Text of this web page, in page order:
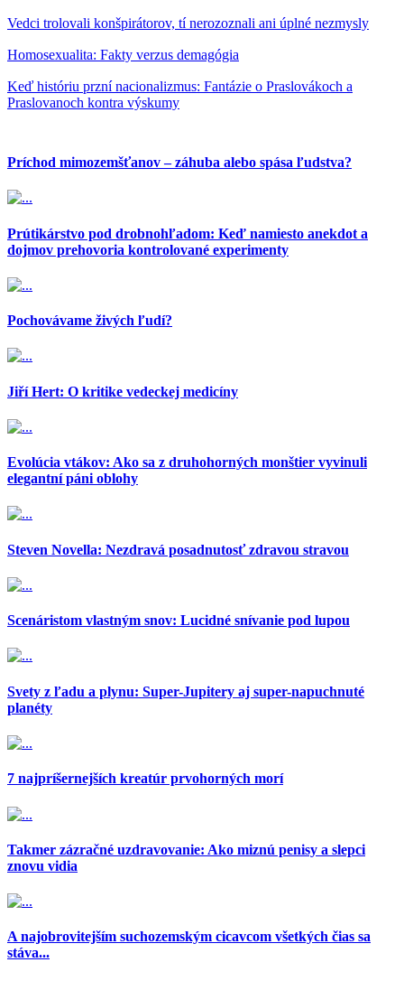
Vedci trolovali konšpirátorov, tí nerozoznali ani úplné nezmysly
Homosexualita: Fakty verzus demagógia
Keď históriu przní nacionalizmus: Fantázie o Praslovákoch a
Praslovanoch kontra výskumy
Príchod mimozemšťanov – záhuba alebo spása ľudstva?
Prútikárstvo pod drobnohľadom: Keď namiesto anekdot a
dojmov prehovoria kontrolované experimenty
Pochovávame živých ľudí?
Jiří Hert: O kritike vedeckej medicíny
Evolúcia vtákov: Ako sa z druhohorných monštier vyvinuli
elegantní páni oblohy
Steven Novella: Nezdravá posadnutosť zdravou stravou
Scenáristom vlastným snov: Lucidné snívanie pod lupou
Svety z ľadu a plynu: Super-Jupitery aj super-napuchnuté
planéty
7 najpríšernejších kreatúr prvohorných morí
Takmer zázračné uzdravovanie: Ako miznú penisy a slepci
znovu vidia
A najobrovitejším suchozemským cicavcom všetkých čias sa
stáva...